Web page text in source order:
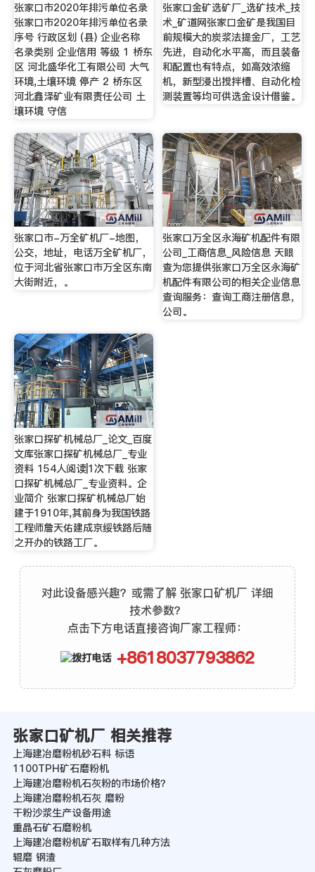
张家口市2020年排污单位名录
张家口市2020年排污单位名录
序号 行政区划 (县) 企业名称
名录类别 企业信用 等级 1 桥东
区 河北盛华化工有限公司 大气
环境,土壤环境 停产 2 桥东区
河北鑫泽矿业有限责任公司 土
壤环境 守信
张家口金矿选矿厂_选矿技术_技
术_矿道网张家口金矿是我国目
前规模大的炭浆法提金厂，工艺
先进，自动化水平高，而且装备
和配置也有特点，如高效浓缩
机，新型浸出搅拌槽、自动化检
测装置等均可供选金设计借鉴。
张家口市-万全矿机厂-地图，
公交，地址，电话万全矿机厂，
位于河北省张家口市万全区东南
大街附近，。
张家口万全区永海矿机配件有限
公司_工商信息_风险信息 天眼
查为您提供张家口万全区永海矿
机配件有限公司的相关企业信息
查询服务：查询工商注册信息，
公司。
张家口探矿机械总厂_论文_百度
文库张家口探矿机械总厂_专业
资料 154人阅读|1次下载 张家
口探矿机械总厂_专业资料。企
业简介 张家口探矿机械总厂始
建于1910年,其前身为我国铁路
工程师詹天佑建成京绥铁路后随
之开办的铁路工厂。
对此设备感兴趣？或需了解 张家口矿机厂 详细
技术参数？
点击下方电话直接咨询厂家工程师：
+8618037793862
张家口矿机厂 相关推荐
上海建冶磨粉机砂石料 标语
1100TPH矿石磨粉机
上海建冶磨粉机石灰粉的市场价格？
上海建冶磨粉机石灰 磨粉
干粉沙浆生产设备用途
重晶石矿石磨粉机
上海建冶磨粉机矿石取样有几种方法
辊磨 钢渣